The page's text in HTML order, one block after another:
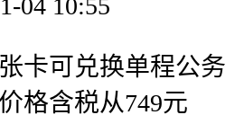
04 10:55
卡可兑换单程公务
格含税从749元